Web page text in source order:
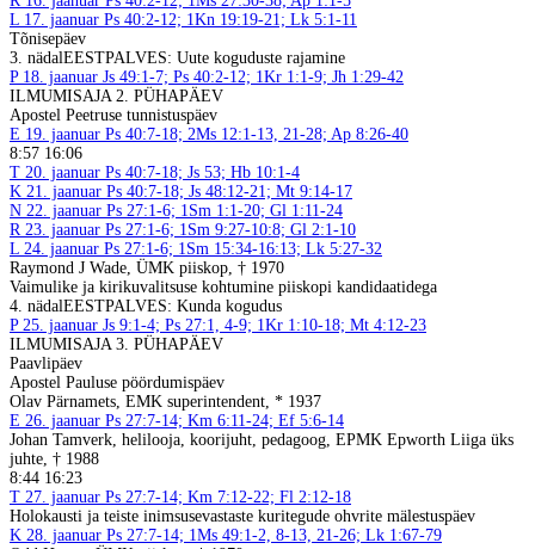
L 17. jaanuar Ps 40:2-12; 1Kn 19:19-21; Lk 5:1-11
Tõnisepäev
3. nädalEESTPALVES: Uute koguduste rajamine
P18. jaanuar Js 49:1-7; Ps 40:2-12; 1Kr 1:1-9; Jh 1:29-42
ILMUMISAJA 2. PÜHAPÄEV
Apostel Peetruse tunnistuspäev
E 19. jaanuar Ps 40:7-18; 2Ms 12:1-13, 21-28; Ap 8:26-40
8:57 16:06
T 20. jaanuar Ps 40:7-18; Js 53; Hb 10:1-4
K 21. jaanuar Ps 40:7-18; Js 48:12-21; Mt 9:14-17
N 22. jaanuar Ps 27:1-6; 1Sm 1:1-20; Gl 1:11-24
R23. jaanuar Ps 27:1-6; 1Sm 9:27-10:8; Gl 2:1-10
L 24. jaanuar Ps 27:1-6; 1Sm 15:34-16:13; Lk 5:27-32
Raymond J Wade, ÜMK piiskop, † 1970
Vaimulike ja kirikuvalitsuse kohtumine piiskopi kandidaatidega
4. nädalEESTPALVES: Kunda kogudus
P25. jaanuar Js 9:1-4; Ps 27:1, 4-9; 1Kr 1:10-18; Mt 4:12-23
ILMUMISAJA 3. PÜHAPÄEV
Paavlipäev
Apostel Pauluse pöördumispäev
Olav Pärnamets, EMK superintendent, * 1937
E 26. jaanuar Ps 27:7-14; Km 6:11-24; Ef 5:6-14
Johan Tamverk, helilooja, koorijuht, pedagoog, EPMK Epworth Liiga üks
juhte, † 1988
8:44 16:23
T 27. jaanuar Ps 27:7-14; Km 7:12-22; Fl 2:12-18
Holokausti ja teiste inimsusevastaste kuritegude ohvrite mälestuspäev
K 28. jaanuar Ps 27:7-14; 1Ms 49:1-2, 8-13, 21-26; Lk 1:67-79